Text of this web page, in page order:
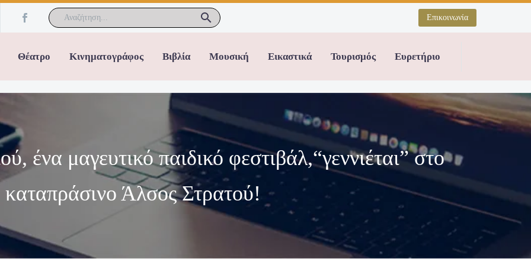
Επικοινωνία
Θέατρο Κινηματογράφος Βιβλία Μουσική Εικαστικά Τουρισμός Ευρετήριο
ένα μαγευτικό παιδικό φεστιβάλ,“γεννιέται” στο
καταπράσινο Άλσος Στρατού!